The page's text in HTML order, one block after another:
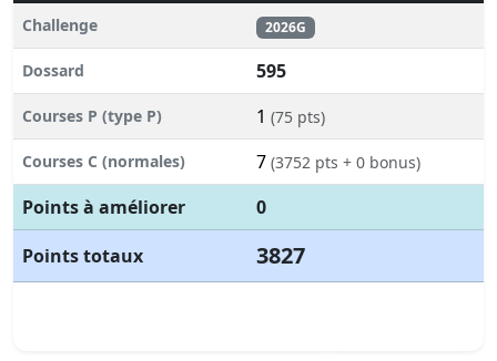
Challenge 2026G
Dossard 595
Courses P (type P) 1 (75 pts)
Courses C (normales) 7 (3752 pts + 0 bonus)
Points à améliorer
0
Points totaux
3827